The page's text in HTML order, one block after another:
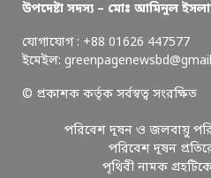
উপদেষ্টা সদস্য – মোঃ আমিনুল
যোগাযোগ : +88 01626 447577
ইমেইল:
© প্রকাশক কর্তৃক সর্বস্বত্ব সংরক্ষিত
পরিবেশ দূষন ও জলবায়ু
পরিবেশ দূষন
পৃথিবী নামক